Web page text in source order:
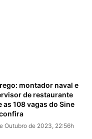
montador naval e
de restaurante
as 108 vagas do Sine
Outubro de 2023, 22:56h